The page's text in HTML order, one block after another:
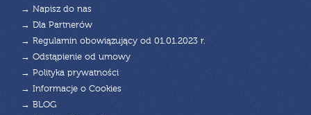
→ Napisz do nas
→ Dla Partnerów
→ Regulamin obowiązujący od 01.01.2023 r.
→ Odstąpienie od umowy
→ Polityka prywatności
→ Informacje o Cookies
→ BLOG